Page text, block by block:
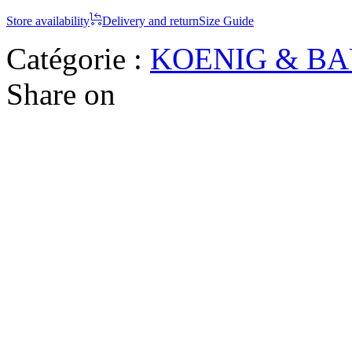
Store availability Delivery and returnSize Guide
Catégorie : KOENIG &
Share on